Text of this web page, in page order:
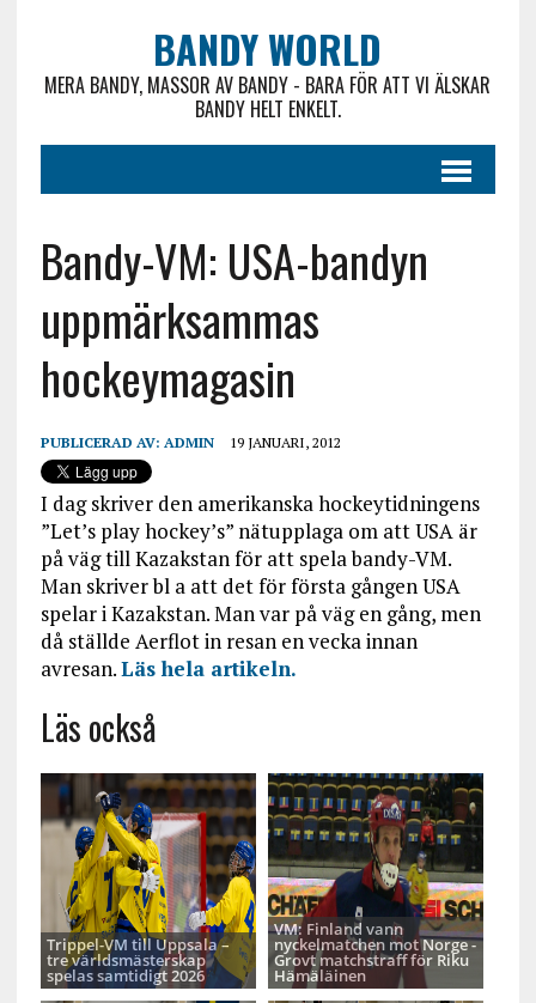
BANDY WORLD
MERA BANDY, MASSOR AV BANDY - BARA FÖR ATT VI ÄLSKAR
BANDY HELT ENKELT.
Bandy-VM: USA-bandyn
uppmärksammas
hockeymagasin
PUBLICERAD AV: ADMIN 19 JANUARI, 2012
I dag skriver den amerikanska hockeytidningens
”Let’s play hockey’s” nätupplaga om att USA är
på väg till Kazakstan för att spela bandy-VM.
Man skriver bl a att det för första gången USA
spelar i Kazakstan. Man var på väg en gång, men
då ställde Aerflot in resan en vecka innan
avresan.Läs hela artikeln.
Läs också
Trippel-VM till Uppsala –
tre världsmästerskap
spelas samtidigt 2026
VM: Finland vann
nyckelmatchen mot Norge -
Grovt matchstraff för Riku
Hämäläinen